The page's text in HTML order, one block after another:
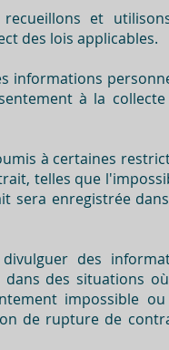
et
des lois applicables.
informations
à la
à certaines
telles que
sera enregistrée
des
des situations
impossible
de rupture de